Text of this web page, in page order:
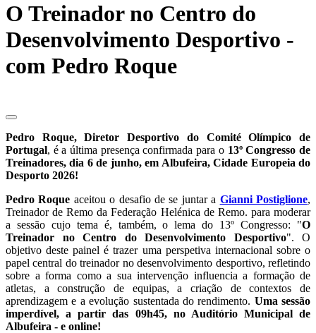
O Treinador no Centro do
Desenvolvimento Desportivo -
com Pedro Roque
Pedro Roque, Diretor Desportivo do Comité Olímpico de
Portugal, é a última presença confirmada para o 13º Congresso de
Treinadores, dia 6 de junho, em Albufeira, Cidade Europeia do
Desporto 2026!
Pedro Roque aceitou o desafio de se juntar a Gianni Postiglione,
Treinador de Remo da Federação Helénica de Remo. para moderar
a sessão cujo tema é, também, o lema do 13º Congresso: "O
Treinador no Centro do Desenvolvimento Desportivo". O
objetivo deste painel é trazer uma perspetiva internacional sobre o
papel central do treinador no desenvolvimento desportivo, refletindo
sobre a forma como a sua intervenção influencia a formação de
atletas, a construção de equipas, a criação de contextos de
aprendizagem e a evolução sustentada do rendimento. Uma sessão
imperdível, a partir das 09h45, no Auditório Municipal de
Albufeira - e online!